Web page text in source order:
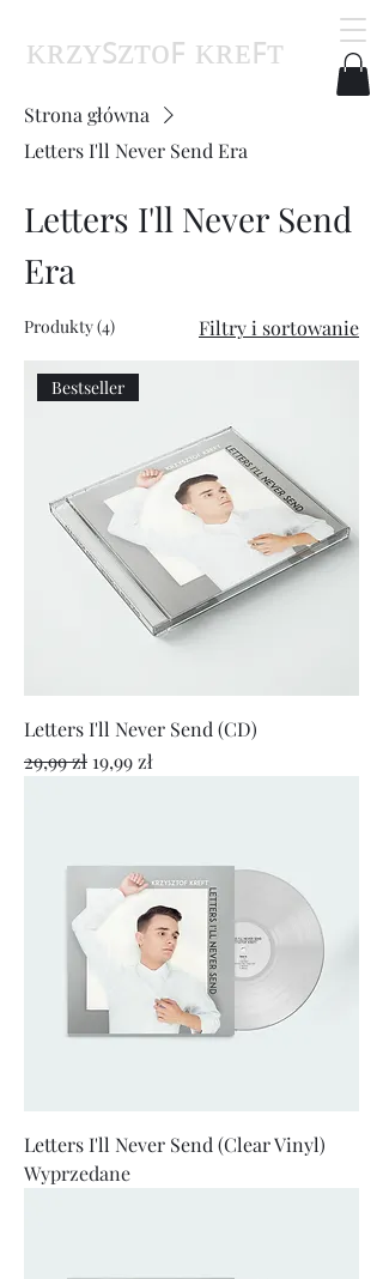
ᴋʀᴢʏꜱᴢᴛᴏꜰ ᴋʀᴇꜰᴛ
Strona główna
Letters I'll Never Send Era
Letters I'll Never Send
Era
Produkty (4) Filtry i sortowanie
Bestseller
Letters I'll Never Send (CD)
Regularna cena
29,99 zł Cena rabatowa
19,99 zł
Letters I'll Never Send (Clear Vinyl)
Wyprzedane